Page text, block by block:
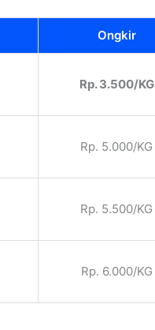
Ongkir
Rp. 3.500/KG
Rp. 5.000/KG
Rp. 5.500/KG
Rp. 6.000/KG